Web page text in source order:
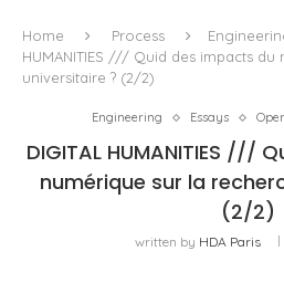
Home Process
HUMANITIES /// Quid des impacts
universitaire ? (2/2)
Engineering Essays
DIGITAL HUMANITIES ///
numérique sur la
(2/2)
written by HDA Paris